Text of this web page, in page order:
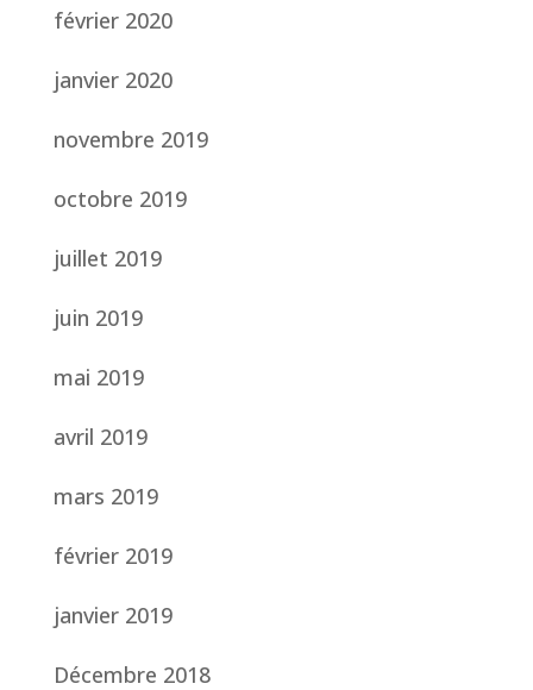
février 2020
janvier 2020
novembre 2019
octobre 2019
juillet 2019
juin 2019
mai 2019
avril 2019
mars 2019
février 2019
janvier 2019
Décembre 2018